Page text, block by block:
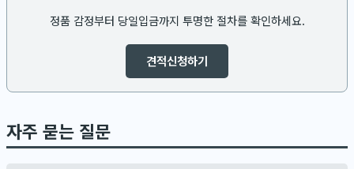
정품 감정부터 당일입금까지 투명한 절차를 확인하세요.
견적신청하기
자주 묻는 질문